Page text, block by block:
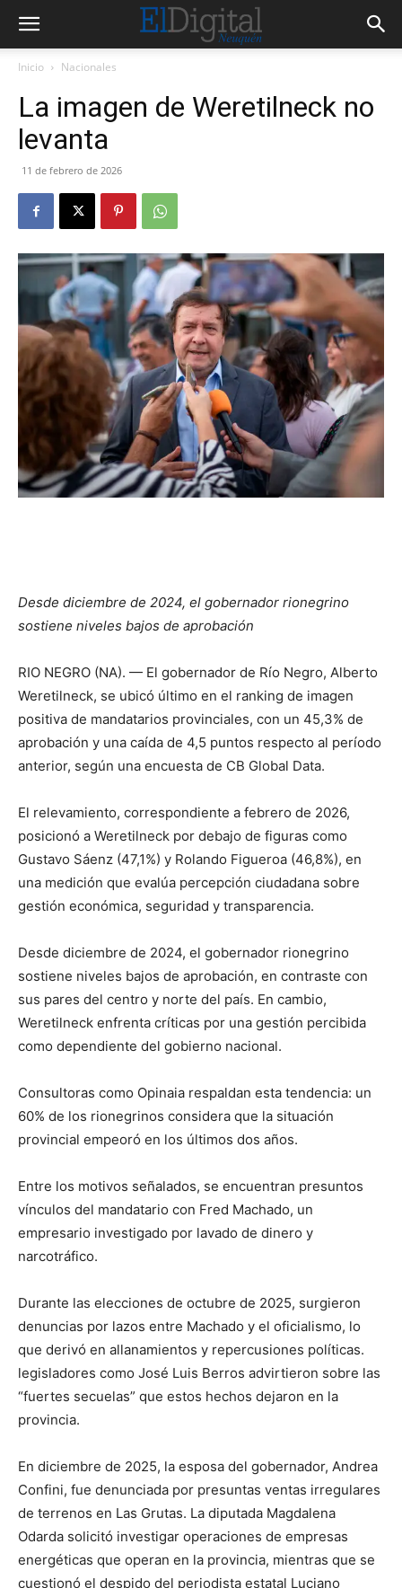
Inicio Nacionales
La imagen de Weretilneck no
levanta
11 de febrero de 2026
Desde diciembre de 2024, el gobernador rionegrino
sostiene niveles bajos de aprobación
RIO NEGRO (NA). — El gobernador de Río Negro, Alberto
Weretilneck, se ubicó último en el ranking de imagen
positiva de mandatarios provinciales, con un 45,3% de
aprobación y una caída de 4,5 puntos respecto al período
anterior, según una encuesta de CB Global Data.
El relevamiento, correspondiente a febrero de 2026,
posicionó a Weretilneck por debajo de figuras como
Gustavo Sáenz (47,1%) y Rolando Figueroa (46,8%), en
una medición que evalúa percepción ciudadana sobre
gestión económica, seguridad y transparencia.
Desde diciembre de 2024, el gobernador rionegrino
sostiene niveles bajos de aprobación, en contraste con
sus pares del centro y norte del país. En cambio,
Weretilneck enfrenta críticas por una gestión percibida
como dependiente del gobierno nacional.
Consultoras como Opinaia respaldan esta tendencia: un
60% de los rionegrinos considera que la situación
provincial empeoró en los últimos dos años.
Entre los motivos señalados, se encuentran presuntos
vínculos del mandatario con Fred Machado, un
empresario investigado por lavado de dinero y
narcotráfico.
Durante las elecciones de octubre de 2025, surgieron
denuncias por lazos entre Machado y el oficialismo, lo
que derivó en allanamientos y repercusiones políticas.
legisladores como José Luis Berros advirtieron sobre las
“fuertes secuelas” que estos hechos dejaron en la
provincia.
En diciembre de 2025, la esposa del gobernador, Andrea
Confini, fue denunciada por presuntas ventas irregulares
de terrenos en Las Grutas. La diputada Magdalena
Odarda solicitó investigar operaciones de empresas
energéticas que operan en la provincia, mientras que se
cuestionó el despido del periodista estatal Luciano